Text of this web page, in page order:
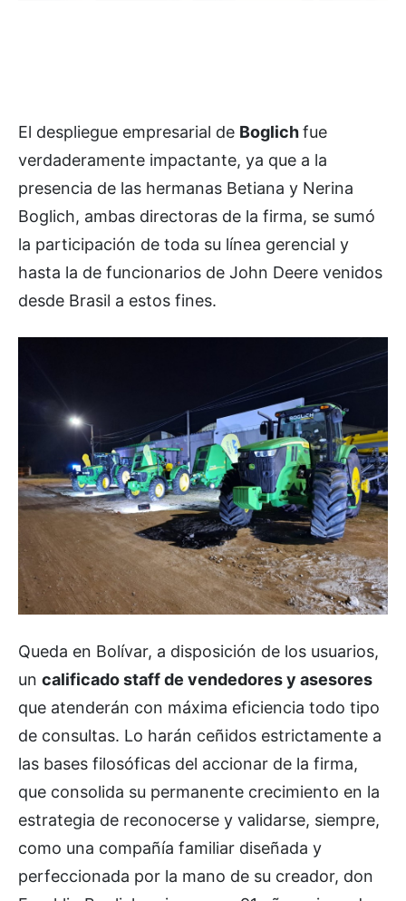
El despliegue empresarial de Boglichfue
verdaderamente impactante, ya que a la
presencia de las hermanas Betiana y Nerina
Boglich, ambas directoras de la firma, se sumó
la participación de toda su línea gerencial y
hasta la de funcionarios de John Deere venidos
desde Brasil a estos fines.
Queda en Bolívar, a disposición de los usuarios,
un calificado staff de vendedores y asesores
que atenderán con máxima eficiencia todo tipo
de consultas. Lo harán ceñidos estrictamente a
las bases filosóficas del accionar de la firma,
que consolida su permanente crecimiento en la
estrategia de reconocerse y validarse, siempre,
como una compañía familiar diseñada y
perfeccionada por la mano de su creador, don